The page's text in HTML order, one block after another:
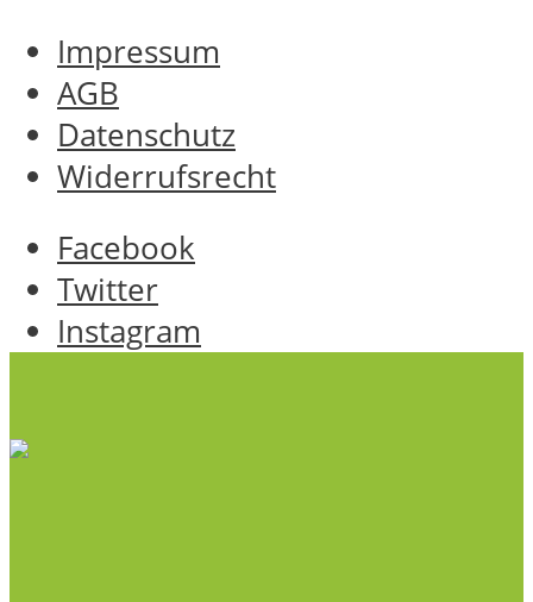
Impressum
AGB
Datenschutz
Widerrufsrecht
Facebook
Twitter
Instagram